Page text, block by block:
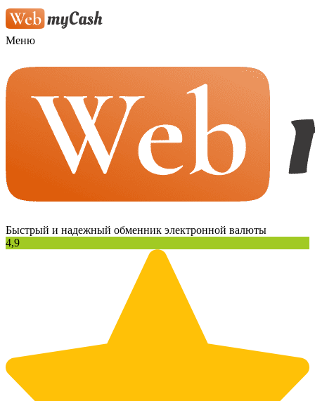
Меню
Быстрый и надежный обменник электронной валюты
4,9